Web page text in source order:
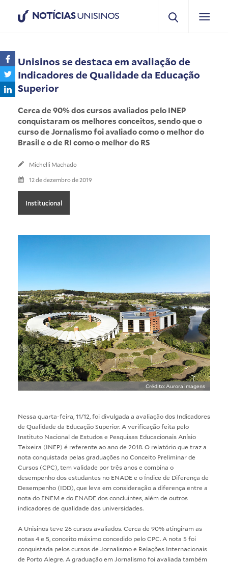
NOTÍCIASUNISINOS
Unisinos se destaca em avaliação de
Indicadores de Qualidade da Educação
Superior
Cerca de 90% dos cursos avaliados pelo INEP
conquistaram os melhores conceitos, sendo que o
curso de Jornalismo foi avaliado como o melhor do
Brasil e o de RI como o melhor do RS
Michelli Machado
12 de dezembro de 2019
Institucional
Crédito: Aurora imagens
Nessa quarta-feira, 11/12, foi divulgada a avaliação dos Indicadores
de Qualidade da Educação Superior. A verificação feita pelo
Instituto Nacional de Estudos e Pesquisas Educacionais Anísio
Teixeira (INEP) é referente ao ano de 2018. O relatório que traz a
nota conquistada pelas graduações no Conceito Preliminar de
Cursos (CPC), tem validade por três anos e combina o
desempenho dos estudantes no ENADE e o Índice de Diferença de
Desempenho (IDD), que leva em consideração a diferença entre a
nota do ENEM e do ENADE dos concluintes, além de outros
indicadores de qualidade das universidades.
A Unisinos teve 26 cursos avaliados. Cerca de 90% atingiram as
notas 4 e 5, conceito máximo concedido pelo CPC. A nota 5 foi
conquistada pelos cursos de Jornalismoe Relações Internacionais
de Porto Alegre. A graduação em Jornalismo foi avaliada também